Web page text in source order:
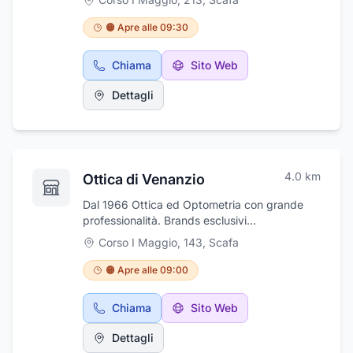
atelier la sposa è protagonista assoluta di un
sogno, abiti dalle linee esclusive garantiscono
ad ognuna fascino, eleganza e indiscussa
raffinatezza. Lo sposo potrà scegliere il
proprio abito secondo i propri gusti e la
propria corporatura in attesa del suo giorno
speciale. Venite a trovarci, non dovrete
consigliati, la professionalità dello Staff vi farà
🟠 Apre alle 09:30
Chiama Sito Web
Dettagli
Ottica di Venanzio 4.0 km
Dal 1966 Ottica ed Optometria con grande
professionalità. Brands esclusivi
dell'occhialeria italiana ed internazionale.
Controllo della vista. Centro Lenti a Contatto.
Specialista in lenti progressive. Laboratorio
interno con montaggio istantaneo. Controllo
dell'udito e prova gratuita di apparecchi
acustici.
Corso I Maggio, 143, Scafa
🟠 Apre alle 09:00
Chiama Sito Web
Dettagli